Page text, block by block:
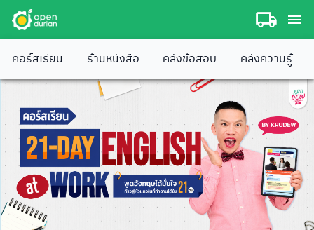
คอร์สเรียน ร้านหนังสือ คลังข้อสอบ คลังความรู้